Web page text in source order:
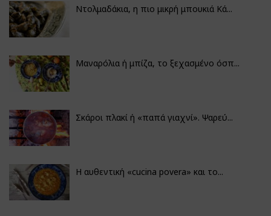
Ντολμαδάκια, η πιο μικρή μπουκιά Κά...
Μαναρόλια ή μπίζα, το ξεχασμένο όσπ...
Σκάροι πλακί ή «παπά γιαχνί». Ψαρεύ...
Η αυθεντική «cucina povera» και το...